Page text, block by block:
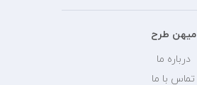
میهن طرح
درباره ما
تماس با ما